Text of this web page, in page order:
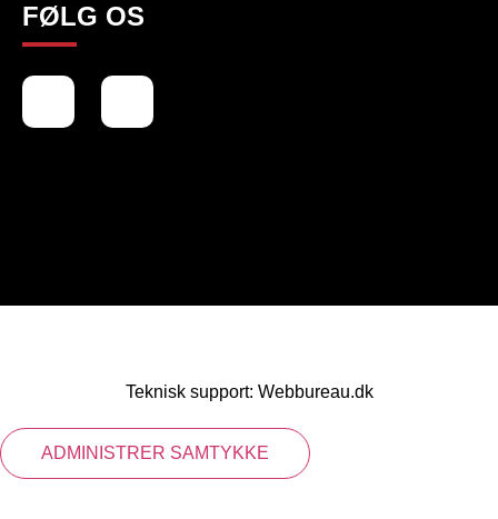
FØLG OS
Teknisk support: Webbureau.dk
ADMINISTRER SAMTYKKE